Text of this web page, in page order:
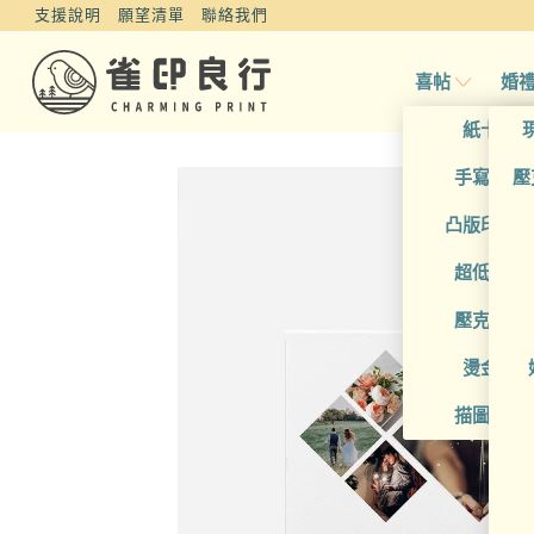
支援說明 願望清單 聯絡我們
喜帖
紙卡喜帖
手寫風喜
凸版印刷
超低價喜
壓克力喜
燙金喜帖
描圖紙喜
婚